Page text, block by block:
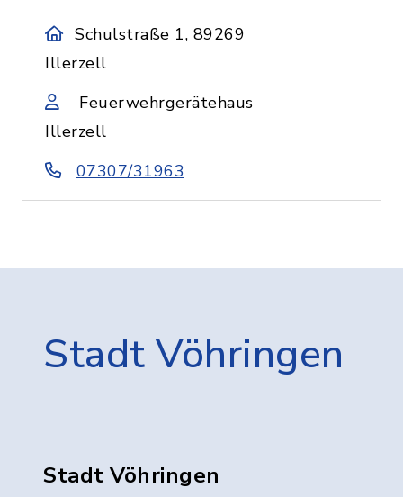
Schulstraße 1, 89269
Illerzell
Feuerwehrgerätehaus
Illerzell
07307/31963
Stadt Vöhringen
Stadt Vöhringen